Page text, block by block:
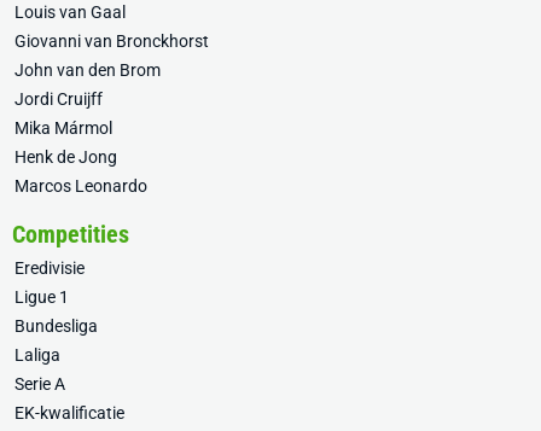
Louis van Gaal
Giovanni van Bronckhorst
John van den Brom
Jordi Cruijff
Mika Mármol
Henk de Jong
Marcos Leonardo
Competities
Eredivisie
Ligue 1
Bundesliga
Laliga
Serie A
EK-kwalificatie